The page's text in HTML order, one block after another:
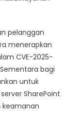
pelanggan
menerapkan
CVE-2025-
bagi
untuk
SharePoint
keamanan